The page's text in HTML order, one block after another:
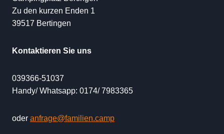
Zu den kurzen Enden 1
39517 Bertingen
Kontaktieren Sie uns
039366-51037
Handy/ Whatsapp: 0174/ 7983365
oder anfrage@familien.camp